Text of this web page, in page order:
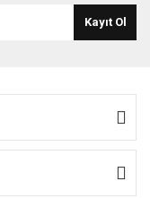
Kayıt Ol